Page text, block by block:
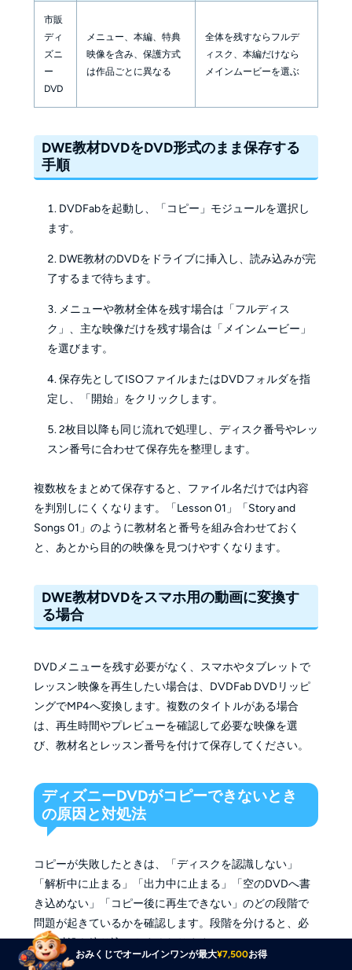
市販
ディ
ズニ
ー
DVD
メニュー、本編、特典
映像を含み、保護方式
は作品ごとに異なる
全体を残すならフルデ
ィスク、本編だけなら
メインムービーを選ぶ
DWE教材DVDをDVD形式のまま保存する
手順
DVDFabを起動し、「コピー」モジュールを選択し
ます。
DWE教材のDVDをドライブに挿入し、読み込みが完
了するまで待ちます。
メニューや教材全体を残す場合は「フルディス
ク」、主な映像だけを残す場合は「メインムービー」
を選びます。
保存先としてISOファイルまたはDVDフォルダを指
定し、「開始」をクリックします。
2枚目以降も同じ流れで処理し、ディスク番号やレッ
スン番号に合わせて保存先を整理します。
複数枚をまとめて保存すると、ファイル名だけでは内容
を判別しにくくなります。「Lesson 01」「Story and
Songs 01」のように教材名と番号を組み合わせておく
と、あとから目的の映像を見つけやすくなります。
DWE教材DVDをスマホ用の動画に変換す
る場合
DVDメニューを残す必要がなく、スマホやタブレットで
レッスン映像を再生したい場合は、DVDFab DVDリッピ
ングでMP4へ変換します。複数のタイトルがある場合
は、再生時間やプレビューを確認して必要な映像を選
び、教材名とレッスン番号を付けて保存してください。
ディズニーDVDがコピーできないとき
の原因と対処法
コピーが失敗したときは、「ディスクを認識しない」
「解析中に止まる」「出力中に止まる」「空のDVDへ書
き込めない」「コピー後に再生できない」のどの段階で
問題が起きているかを確認します。段階を分けると、必
要な対処を絞り込みやすくなります。
おみくじでオールインワンが最大¥7,500お得